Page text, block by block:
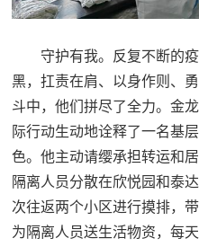
守护有我。反复不断的
黑，扛责在肩、以身作则、
斗中，他们拼尽了全力。金
际行动生动地诠释了一名基
色。他主动请缨承担转运和
隔离人员分散在欣悦园和泰
次往返两个小区进行摸排，
为隔离人员送生活物资，每